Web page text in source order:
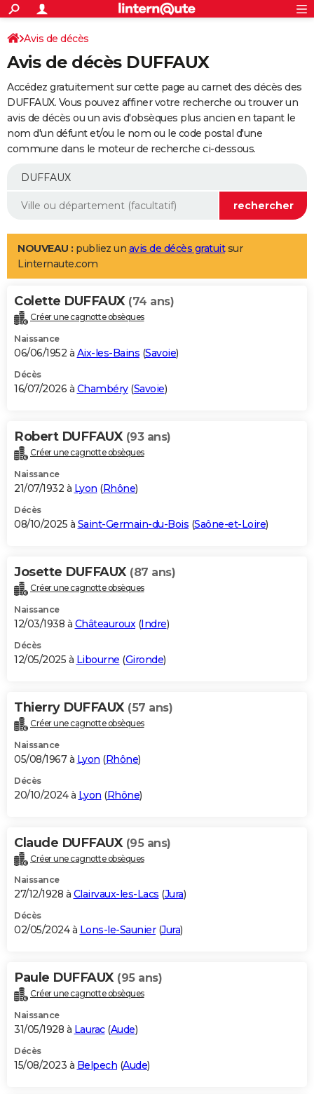
ACTUALITÉS
Politique
Société
Faits Divers
Education
Monde
Villes
+
SPORT
Coupe du monde 2026
Football
Tennis
Cyclisme
Rugby
Forum
Programme TV
TNT
Streaming
Cinéma
Sorties cinéma
Musique
+
FINANCE
Retraite
Epargne
Immobilier
Risques naturels par ville
Banque
Assurance
AUTO
Essais
Réserver un essai
Citadines
Berlines
SUV
Forum auto
+
Mobiles
Meilleur smartphone
Internet
Ordinateurs
Jeux vidéo
Guide high-tech
Aménagement intérieur
LIFESTYLE
Art de vivre
Bien-être
Loisirs
Mode
Modes de vie
Alimentation
Guide de la santé
Maladies
Médicaments
Sommeil
VOYAGE
Destinations
City break
Voyage nature
Voyage de noces
Forum
Climat
+PHOTO
GUIDES D'ACHAT
BONS PLANS
Carte de Noël
Carte Bonne année
Carte Saint-Valentin
Carte Pâques
Carte d'anniversaire
DICTIONNAIRE
Dictionnaire
Biographies
Citations
Expressions
Proverbes
PROGRAMME TV
S'inscrire
Se connecter
Lycées
Collèges
Primaires
Universités
Entreprises
Service militaire
Avis de recherche
AVIS DE DÉCÈS
Bricolage
Lifestyle
Culture
Sport
Auto
Television
Voyage
Cinema
Avis de décès
Avis de décès DUFFAUX
Accédez gratuitement sur cette page au carnet des décès des
DUFFAUX. Vous pouvez affiner votre recherche ou trouver un
avis de décès ou un avis d'obsèques plus ancien en tapant le
nom d'un défunt et/ou le nom ou le code postal d'une
commune dans le moteur de recherche ci-dessous.
NOUVEAU : publiez un avis de décès gratuitsur
Linternaute.com
Colette DUFFAUX (74 ans)
Créer une cagnotte obsèques
Naissance
06/06/1952 à Aix-les-Bains (Savoie)
Décès
16/07/2026 à Chambéry(Savoie)
Robert DUFFAUX (93 ans)
Créer une cagnotte obsèques
Naissance
21/07/1932 à Lyon (Rhône)
Décès
08/10/2025 à Saint-Germain-du-Bois (Saône-et-Loire)
Josette DUFFAUX (87 ans)
Créer une cagnotte obsèques
Naissance
12/03/1938 à Châteauroux(Indre)
Décès
12/05/2025 à Libourne (Gironde)
Thierry DUFFAUX (57 ans)
Créer une cagnotte obsèques
Naissance
05/08/1967 à Lyon (Rhône)
Décès
20/10/2024 à Lyon (Rhône)
Claude DUFFAUX (95 ans)
Créer une cagnotte obsèques
Naissance
27/12/1928 à Clairvaux-les-Lacs (Jura)
Décès
02/05/2024 à Lons-le-Saunier(Jura)
Paule DUFFAUX (95 ans)
Créer une cagnotte obsèques
Naissance
31/05/1928 à Laurac(Aude)
Décès
15/08/2023 à Belpech (Aude)